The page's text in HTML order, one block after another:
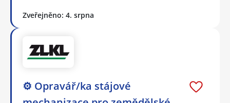
Zveřejněno: 4. srpna
⚙️ Opravář/ka stájové